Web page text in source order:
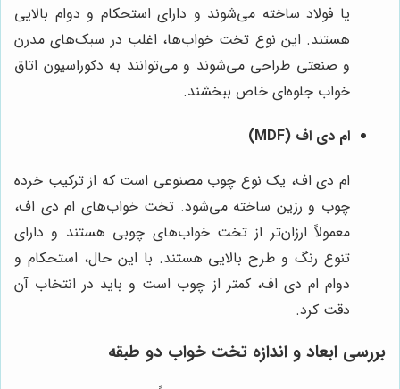
یا فولاد ساخته می‌شوند و دارای استحکام و دوام بالایی
هستند. این نوع تخت خواب‌ها، اغلب در سبک‌های مدرن
و صنعتی طراحی می‌شوند و می‌توانند به دکوراسیون اتاق
خواب جلوه‌ای خاص ببخشند.
ام دی اف (MDF)
ام دی اف، یک نوع چوب مصنوعی است که از ترکیب خرده
چوب و رزین ساخته می‌شود. تخت خواب‌های ام دی اف،
معمولاً ارزان‌تر از تخت خواب‌های چوبی هستند و دارای
تنوع رنگ و طرح بالایی هستند. با این حال، استحکام و
دوام ام دی اف، کمتر از چوب است و باید در انتخاب آن
دقت کرد.
بررسی ابعاد و اندازه تخت خواب دو طبقه